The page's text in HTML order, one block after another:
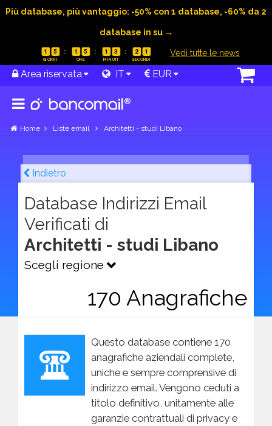
Più database, più vantaggio: -50% con 1 database, -60% da 2
database in su →
1 5 1 5 1 3 2 0 Vedi tutte le news
Area riservata IT EUR
Home Liste email Architetti - studi Libano
Indietro
Database Indirizzi Email
Verificati di
Architetti - studi Libano
Scegli regione
170 Anagrafiche
Questo database contiene 170
anagrafiche aziendali complete,
uniche e sempre comprensive di
indirizzo email. Vengono ceduti a
titolo definitivo, unitamente alle
garanzie contrattuali di privacy e